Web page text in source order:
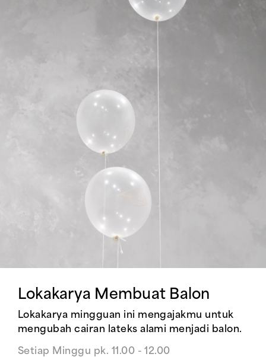
Lokakarya Membuat Balon
Lokakarya mingguan ini mengajakmu untuk
mengubah cairan lateks alami menjadi balon.
Setiap Minggu pk. 11.00 - 12.00